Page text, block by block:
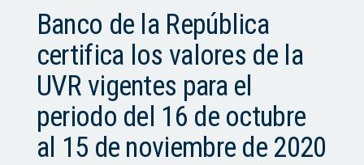
Banco de la República
certifica los valores de la
UVR vigentes para el
periodo del 16 de octubre
al 15 de noviembre de 2020